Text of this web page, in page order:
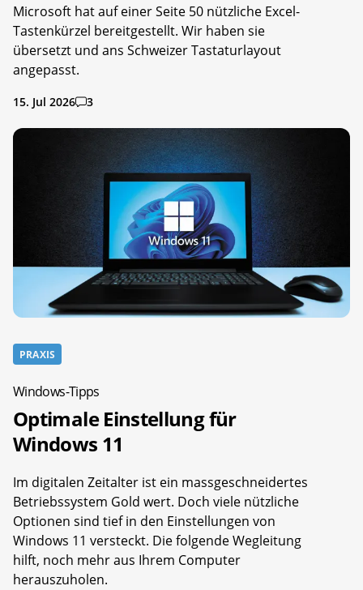
Microsoft hat auf einer Seite 50 nützliche Excel-
Tastenkürzel bereitgestellt. Wir haben sie
übersetzt und ans Schweizer Tastaturlayout
angepasst.
15. Jul 2026 3
PRAXIS
Windows-Tipps
Optimale Einstellung für
Windows 11
Im digitalen Zeitalter ist ein massgeschneidertes
Betriebssystem Gold wert. Doch viele nützliche
Optionen sind tief in den Einstellungen von
Windows 11 versteckt. Die folgende Wegleitung
hilft, noch mehr aus Ihrem Computer
herauszuholen.